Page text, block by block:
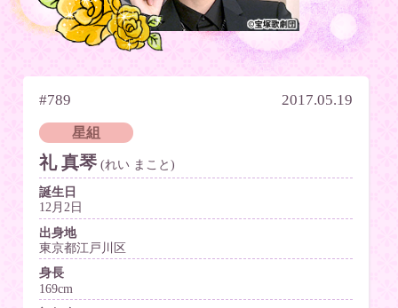
#789 2017.05.19
星組
礼 真琴 (れい まこと)
誕生日
12月2日
出身地
東京都江戸川区
身長
169cm